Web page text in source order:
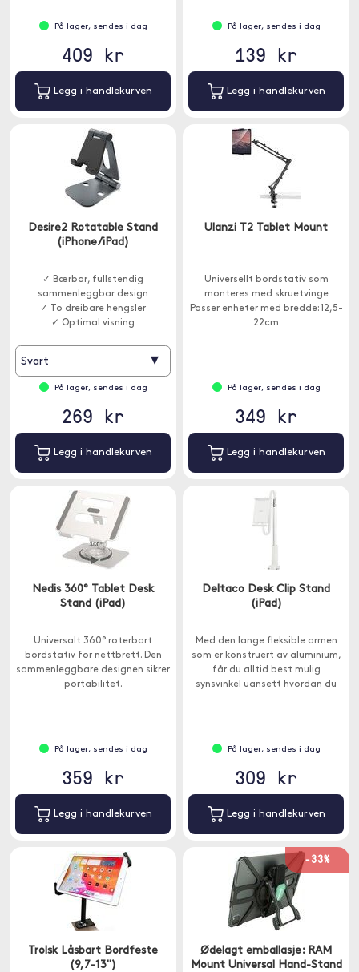
På lager, sendes i dag
409 kr
Legg i handlekurven
På lager, sendes i dag
139 kr
Legg i handlekurven
Desire2 Rotatable Stand
(iPhone/iPad)
✓ Bærbar, fullstendig
sammenleggbar design
✓ To dreibare hengsler
✓ Optimal visning
Svart ▾
På lager, sendes i dag
269 kr
Legg i handlekurven
Ulanzi T2 Tablet Mount
Universellt bordstativ som
monteres med skruetvinge
Passer enheter med bredde: 12,5-
22cm
På lager, sendes i dag
349 kr
Legg i handlekurven
Nedis 360° Tablet Desk
Stand (iPad)
Universalt 360° roterbart
bordstativ for nettbrett. Den
sammenleggbare designen sikrer
portabilitet.
På lager, sendes i dag
359 kr
Legg i handlekurven
Deltaco Desk Clip Stand
(iPad)
Med den lange fleksible armen
som er konstruert av aluminium,
får du alltid best mulig
synsvinkel uansett hvordan du
På lager, sendes i dag
309 kr
Legg i handlekurven
Trolsk Låsbart Bordfeste
(9,7-13")
-33%
Ødelagt emballasje: RAM
Mount Universal Hand-Stand